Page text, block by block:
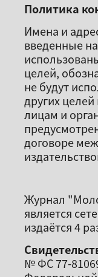
Политика
Имена и
введенные
целей,
не будут
других
лицам и
договоре
Журнал
является
издаётся 4
№ ФС 77-